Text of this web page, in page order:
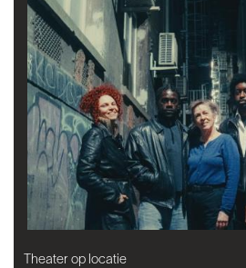
Theater op locatie